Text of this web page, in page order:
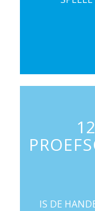
IS DE